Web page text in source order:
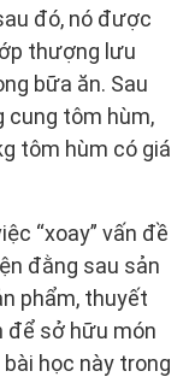
đó, nó được
thượng lưu
bữa ăn. Sau
cung tôm hùm,
tôm hùm có giá
“xoay” vấn đề
đằng sau sản
phẩm, thuyết
để sở hữu món
học này trong